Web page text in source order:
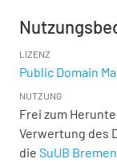
LIZENZ
Public Domain
NUTZUNG
Frei zum
Verwertung des
die SuUB Bremen